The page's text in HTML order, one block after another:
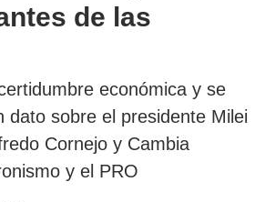
de las
económica y se
dato sobre el presidente Milei
Cornejo y Cambia
y el PRO